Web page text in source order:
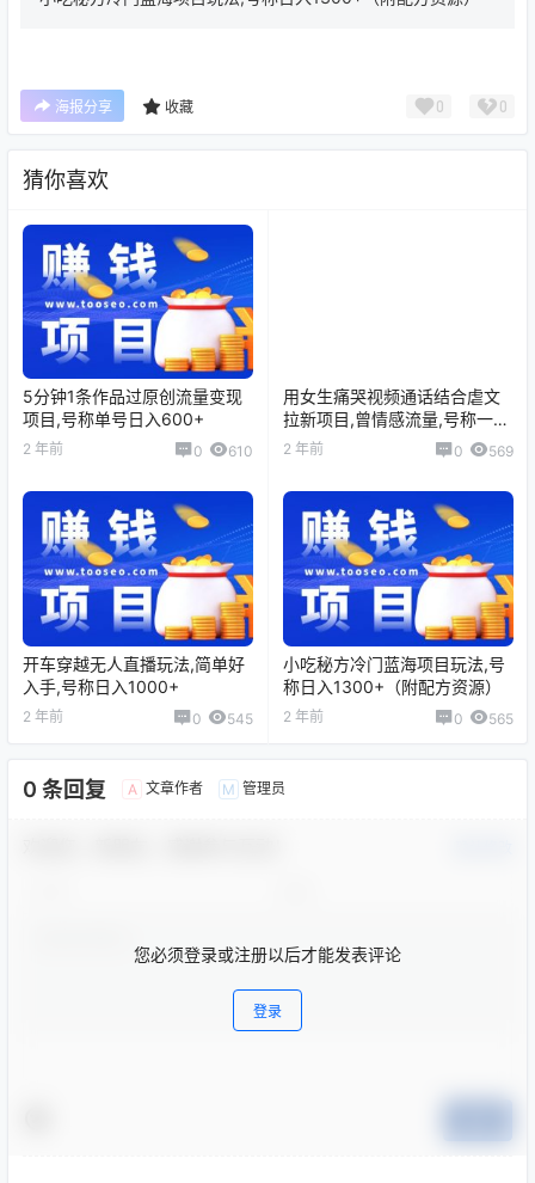
海报分享 收藏 0 0
猜你喜欢
5分钟1条作品过原创流量变现
项目,号称单号日入600+
2 年前 0 610
用女生痛哭视频通话结合虐文
拉新项目,曾情感流量,号称一天
收入3300+
2 年前 0 569
开车穿越无人直播玩法,简单好
入手,号称日入1000+
2 年前 0 545
小吃秘方冷门蓝海项目玩法,号
称日入1300+（附配方资源）
2 年前 0 565
0 条回复 A 文章作者 M 管理员
您必须登录或注册以后才能发表评论
登录